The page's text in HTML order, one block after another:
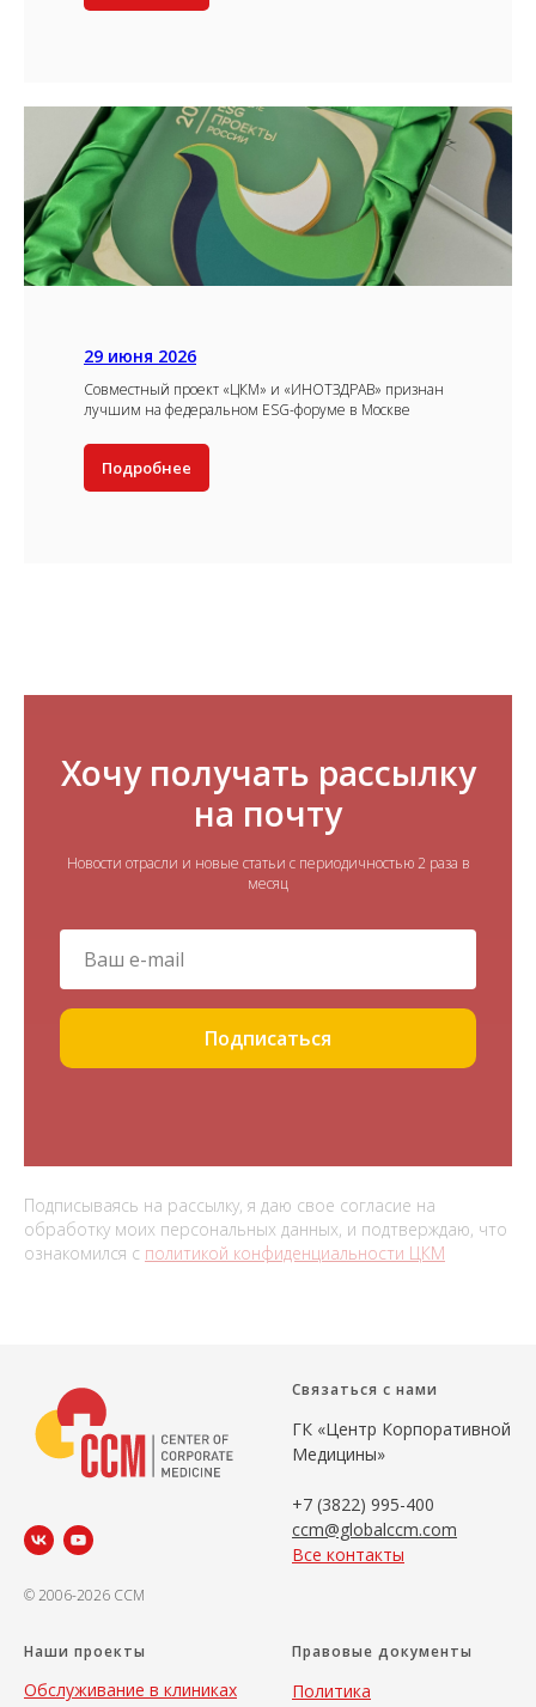
29 июня 2026
Совместный проект «ЦКМ» и «ИНОТЗДРАВ» признан
лучшим на федеральном ESG-форуме в Москве
Подробнее
Хочу получать рассылку
на почту
Новости отрасли и новые статьи с периодичностью 2 раза в
месяц
Подписаться
Подписываясь на рассылку, я даю свое согласие на
обработку моих персональных данных, и подтверждаю, что
ознакомился с политикой конфиденциальности ЦКМ
© 2006-2026 CCM
Связаться с нами
ГК «Центр Корпоративной
Медицины»
+7 (3822) 995-400
ccm@globalccm.com
Все контакты
Наши проекты
Обслуживание в клиниках
Правовые документы
Политика